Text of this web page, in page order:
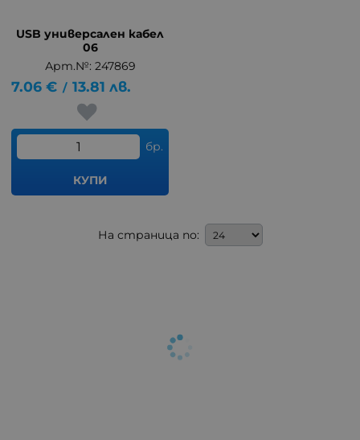
USB универсален кабел
06
Арт.№: 247869
7.06 € / 13.81 лв.
бр.
КУПИ
На страница по: